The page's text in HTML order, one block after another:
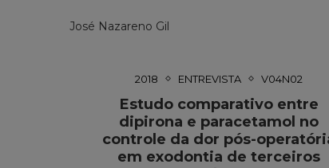
José Nazareno Gil
2018 ENTREVISTA V04N02
Estudo comparativo entre
dipirona e paracetamol no
controle da dor pós-
em exodontia de terceiros